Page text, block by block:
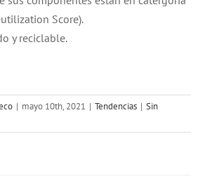
Score).
y reciclable.
| mayo 10th, 2021 | Tendencias | Sin